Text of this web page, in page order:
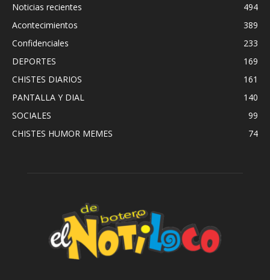
Noticias recientes
494
Acontecimientos
389
Confidenciales
233
DEPORTES
169
CHISTES DIARIOS
161
PANTALLA Y DIAL
140
SOCIALES
99
CHISTES HUMOR MEMES
74